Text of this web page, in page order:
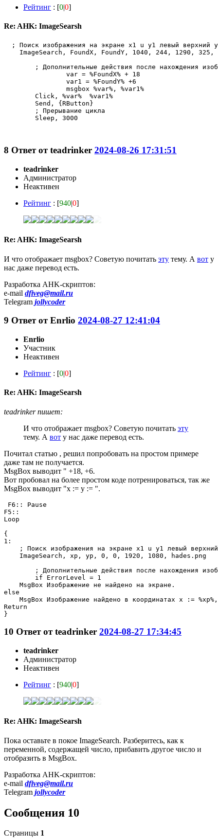
Рейтинг : [0|0]
Re: AHK: ImageSearsh
; Поиск изображения на экране x1 u y1 левый верхний
ImageSearch, FoundX, FoundY, 1040, 244, 1290, 325,
; Дополнительные действия после нахождения
        Click, %var%  %var1%
        Send, {RButton}
        ; Прерывание цикла
        Sleep, 3000
8 Ответ отteadrinker 2024-08-26 17:31:51
teadrinker
Администратор
Неактивен
Рейтинг : [940|0]
Re: AHK: ImageSearsh
И что отображает msgbox? Советую почитать эту тему. А вот у
нас даже перевод есть.
Разработка AHK-скриптов:
e-mail dfiveg@mail.ru
Telegram jollycoder
9 Ответ отEnrlio 2024-08-27 12:41:04
Enrlio
Участник
Неактивен
Рейтинг : [0|0]
Re: AHK: ImageSearsh
teadrinker пишет:
И что отображает msgbox? Советую почитать эту
тему. А вот у нас даже перевод есть.
Почитал статью , решил попробовать на простом примере
даже там не получается.
MsgBox выводит " +18, +6.
Вот пробовал на более простом коде потренироваться, так же
MsgBox выводит "x := y := ".
F6:: Pause
F5::
Loop
{
1:
; Поиск изображения на экране x1 u y1 левый
    ImageSearch, xp, yp, 0, 0, 1920, 1080, hades.png
; Дополнительные действия после нахождения
    MsgBox Изображение не найдено на экране.
else
MsgBox Изображение найдено в координатах x :=
Return
10 Ответ отteadrinker 2024-08-27 17:34:45
teadrinker
Администратор
Неактивен
Рейтинг : [940|0]
Re: AHK: ImageSearsh
Пока оставьте в покое ImageSearch. Разберитесь, как к
переменной, содержащей число, прибавить другое число и
отобразить в MsgBox.
Разработка AHK-скриптов:
e-mail dfiveg@mail.ru
Telegram jollycoder
Сообщения 10
Страницы 1